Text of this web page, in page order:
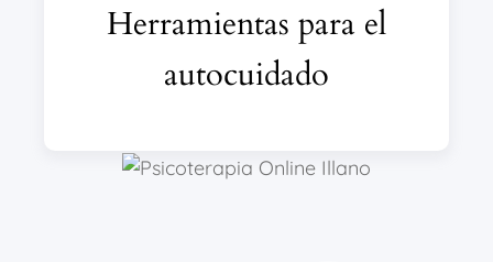
Herramientas para el
autocuidado